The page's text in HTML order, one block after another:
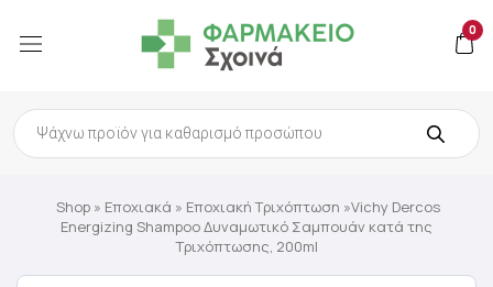
0
Products
search
Shop » Εποχιακά » Εποχιακή Τριχόπτωση »Vichy Dercos
Energizing Shampoo Δυναμωτικό Σαμπουάν κατά της
Τριχόπτωσης, 200ml